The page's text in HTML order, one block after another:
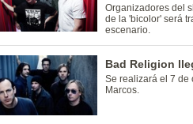
Organizadores del
de la 'bicolor' será
escenario.
Bad Religion
Se realizará el 7 de
Marcos.